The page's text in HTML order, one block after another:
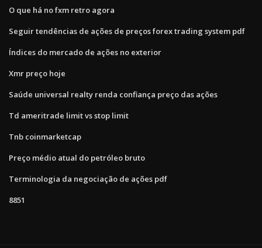
O que há no fxm retro agora
Seguir tendências de ações de preços forex trading system pdf
Índices do mercado de ações no exterior
Xmr preço hoje
Saúde universal realty renda confiança preço das ações
Td ameritrade limit vs stop limit
Tnb coinmarketcap
Preço médio atual do petróleo bruto
Terminologia da negociação de ações pdf
8851